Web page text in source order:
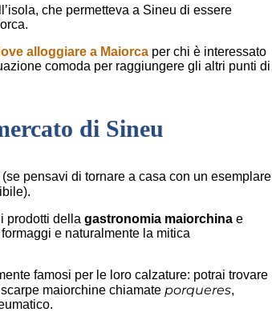
che permetteva a Sineu di essere
alloggiare a Maiorca per chi è interessato
comoda per raggiungere gli altri punti di
di Sineu
pensavi di tornare a casa con un esemplare
prodotti della gastronomia maiorchina e
e naturalmente la mitica
famosi per le loro calzature: potrai trovare
maiorchine chiamate porqueres,